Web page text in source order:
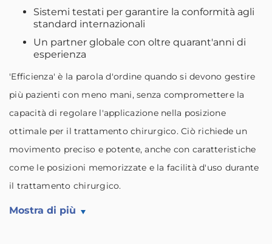
Sistemi testati per garantire la conformità agli
standard internazionali
Un partner globale con oltre quarant'anni di
esperienza
'Efficienza' è la parola d'ordine quando si devono gestire
più pazienti con meno mani, senza compromettere la
capacità di regolare l'applicazione nella posizione
ottimale per il trattamento chirurgico. Ciò richiede un
movimento preciso e potente, anche con caratteristiche
come le posizioni memorizzate e la facilità d'uso durante
il trattamento chirurgico.
Mostra di più